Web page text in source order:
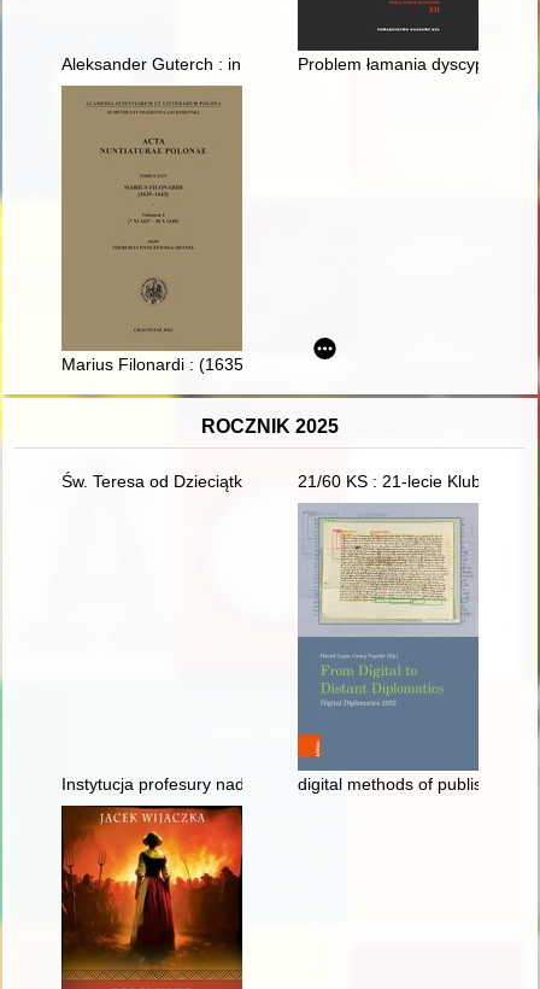
Aleksander Guterch : in memoriamProblem łamania dyscypliny w
Marius Filonardi : (1635-1643). Vol. 3,
ROCZNIK 2025
Św. Teresa od Dzieciątka Jezus21/60 KS : 21-lecie Klubu
Instytucja profesury nadzwyczajnej w polskim państwowym
digital methods of publishing